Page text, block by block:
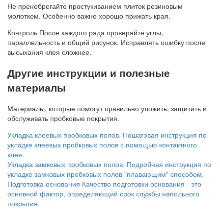
Не пренебрегайте простукиванием плиток резиновым
молотком. Особенно важно хорошо прижать края.
Контроль После каждого ряда проверяйте углы,
параллельность и общий рисунок. Исправлять ошибку после
высыхания клея сложнее.
Другие инструкции и полезные
материалы
Материалы, которые помогут правильно уложить, защитить и
обслуживать пробковые покрытия.
Укладка клеевых пробковых полов. Пошаговая инструкция по
укладке клеевых пробковых полов с помощью контактного
клея.
Укладка замковых пробковых полов. Подробная инструкция по
укладке замковых пробковых полов "плавающим" способом.
Подготовка основания Качество подготовки основания - это
основной фактор, определяющий срок службы напольного
покрытия.